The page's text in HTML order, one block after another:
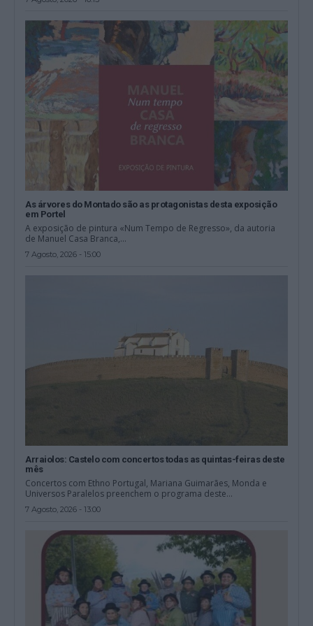
As árvores do Montado são as protagonistas desta exposição
em Portel
A exposição de pintura «Num Tempo de Regresso», da autoria
de Manuel Casa Branca,...
7 Agosto, 2026 - 15:00
Arraiolos: Castelo com concertos todas as quintas-feiras deste
mês
Concertos com Ethno Portugal, Mariana Guimarães, Monda e
Universos Paralelos preenchem o programa deste...
7 Agosto, 2026 - 13:00